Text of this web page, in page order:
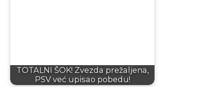
TOTALNI ŠOK! Zvezda prežaljena,
PSV već upisao pobedu!